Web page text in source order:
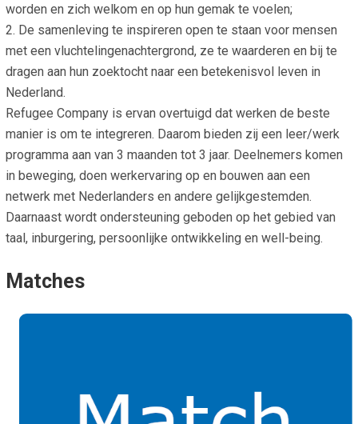
worden en zich welkom en op hun gemak te voelen;
2. De samenleving te inspireren open te staan voor mensen
met een vluchtelingenachtergrond, ze te waarderen en bij te
dragen aan hun zoektocht naar een betekenisvol leven in
Nederland.
Refugee Company is ervan overtuigd dat werken de beste
manier is om te integreren. Daarom bieden zij een leer/werk
programma aan van 3 maanden tot 3 jaar. Deelnemers komen
in beweging, doen werkervaring op en bouwen aan een
netwerk met Nederlanders en andere gelijkgestemden.
Daarnaast wordt ondersteuning geboden op het gebied van
taal, inburgering, persoonlijke ontwikkeling en well-being.
Matches